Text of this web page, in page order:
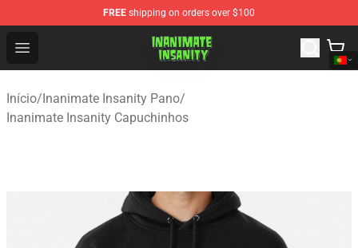
FREE shipping on orders over $100
Open menu
Inanimate Insanity Store - Official Inanimate Insanity
Início/Inanimate Insanity Pano/
Inanimate Insanity Capuchinhos